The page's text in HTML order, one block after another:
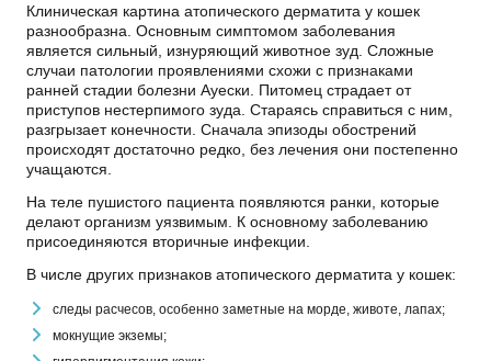
Клиническая картина атопического дерматита у кошек
разнообразна. Основным симптомом заболевания
является сильный, изнуряющий животное зуд. Сложные
случаи патологии проявлениями схожи с признаками
ранней стадии болезни Ауески. Питомец страдает от
приступов нестерпимого зуда. Стараясь справиться с ним,
разгрызает конечности. Сначала эпизоды обострений
происходят достаточно редко, без лечения они постепенно
учащаются.
На теле пушистого пациента появляются ранки, которые
делают организм уязвимым. К основному заболеванию
присоединяются вторичные инфекции.
В числе других признаков атопического дерматита у кошек:
следы расчесов, особенно заметные на морде, животе, лапах;
мокнущие экземы;